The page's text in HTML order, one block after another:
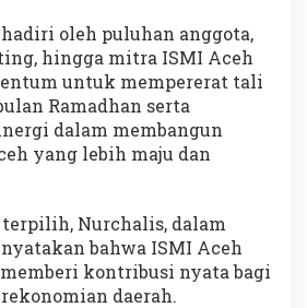
oleh puluhan anggota,
hingga mitra ISMI Aceh
untuk mempererat tali
Ramadhan serta
dalam membangun
yang lebih maju dan
Nurchalis, dalam
bahwa ISMI Aceh
kontribusi nyata bagi
daerah.